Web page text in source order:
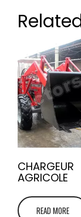
CHARGEUR
AGRICOLE
READ MORE